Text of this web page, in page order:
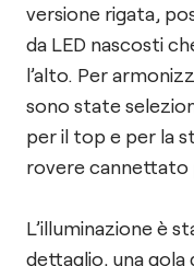
versione rigata,
da LED nascosti
l’alto. Per
sono state
per il top e per la
rovere cannettato
L’illuminazione è
dettaglio, una gola